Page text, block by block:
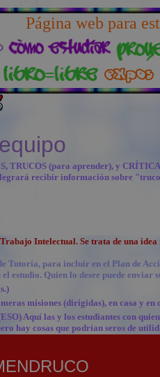
Página web para
TRUCOS (para aprender), y
recibir información sobre
Intelectual. Se trata de una
Tutoría, para incluir en el Plan de
estudio. Quien lo desee puede enviar
misiones (dirigidas), en casa y en
Aquí las y los estudiantes con
hay cosas que podrían seros de